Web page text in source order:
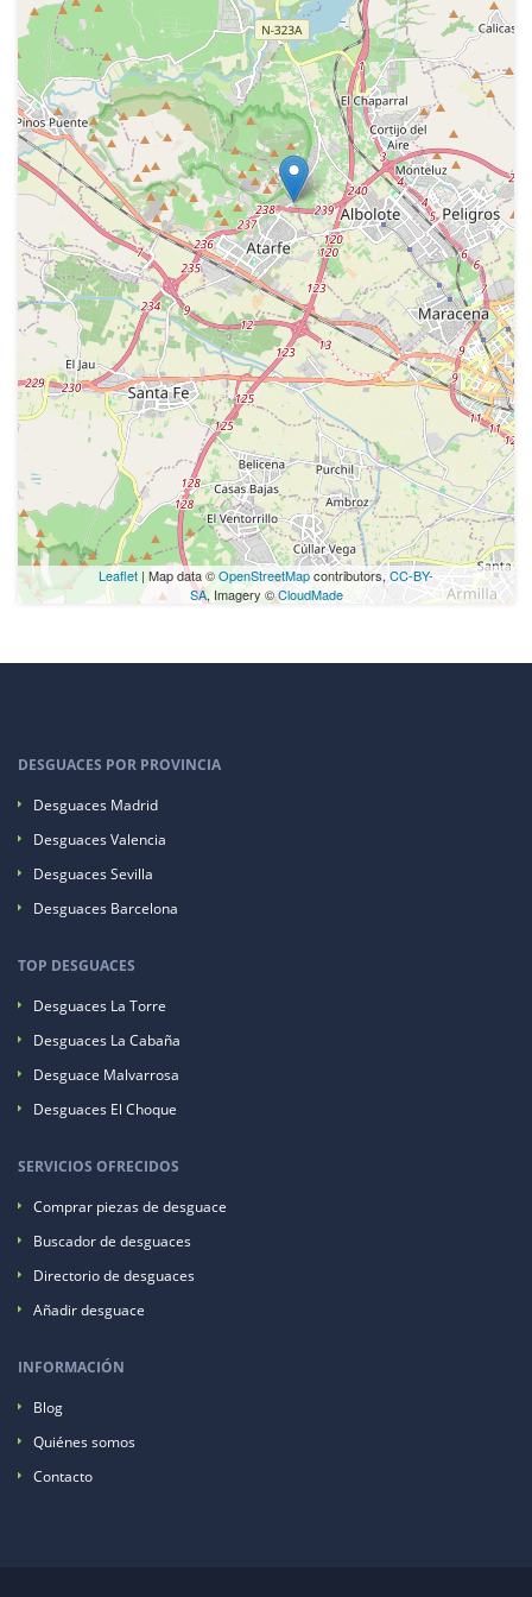
Leaflet | Map data ©OpenStreetMapcontributors, CC-BY-
SA, Imagery ©CloudMade
DESGUACES POR PROVINCIA
Desguaces Madrid
Desguaces Valencia
Desguaces Sevilla
Desguaces Barcelona
TOP DESGUACES
Desguaces La Torre
Desguaces La Cabaña
Desguace Malvarrosa
Desguaces El Choque
SERVICIOS OFRECIDOS
Comprar piezas de desguace
Buscador de desguaces
Directorio de desguaces
Añadir desguace
INFORMACIÓN
Blog
Quiénes somos
Contacto